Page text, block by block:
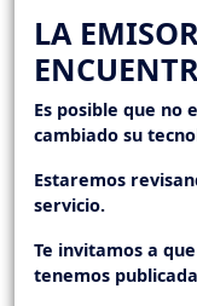
LA
Es posible que no
cambiado su
Estaremos
servicio.
Te invitamos a
tenemos